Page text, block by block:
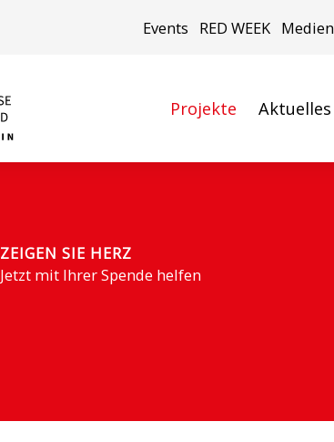
Events RED WEEK Medien
Projekte Aktuelles
ZEIGEN SIE HERZ
Jetzt mit Ihrer Spende helfen